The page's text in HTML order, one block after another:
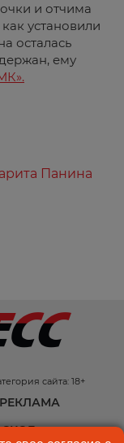
и отчима
установили
осталась
ему
Панина
сайта: 18+
РЕКЛАМА